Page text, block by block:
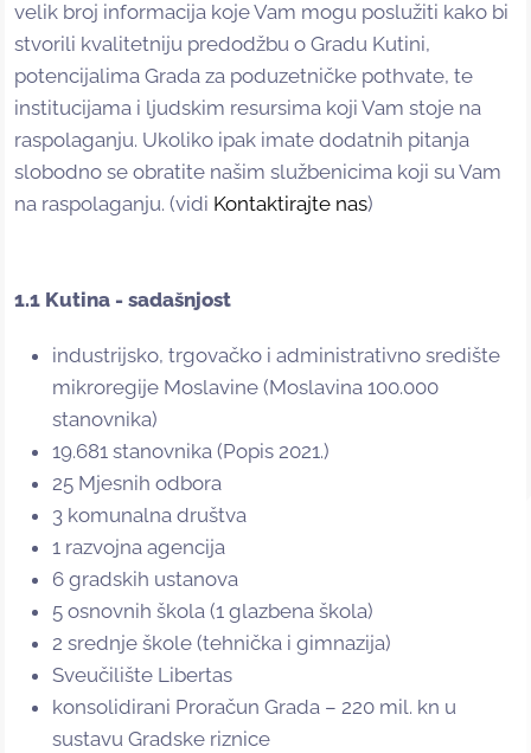
velik broj informacija koje Vam mogu poslužiti kako bi
stvorili kvalitetniju predodžbu o Gradu Kutini,
potencijalima Grada za poduzetničke pothvate, te
institucijama i ljudskim resursima koji Vam stoje na
raspolaganju. Ukoliko ipak imate dodatnih pitanja
slobodno se obratite našim službenicima koji su Vam
na raspolaganju. (vidi Kontaktirajte nas)
1.1 Kutina - sadašnjost
industrijsko, trgovačko i administrativno središte
mikroregije Moslavine (Moslavina 100.000
stanovnika)
19.681 stanovnika (Popis 2021.)
25 Mjesnih odbora
3 komunalna društva
1 razvojna agencija
6 gradskih ustanova
5 osnovnih škola (1 glazbena škola)
2 srednje škole (tehnička i gimnazija)
Sveučilište Libertas
konsolidirani Proračun Grada – 220 mil. kn u
sustavu Gradske riznice